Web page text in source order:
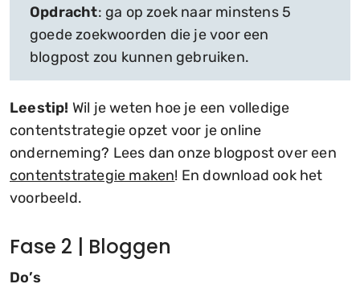
Opdracht: ga op zoek naar minstens 5
goede zoekwoorden die je voor een
blogpost zou kunnen gebruiken.
Leestip! Wil je weten hoe je een volledige
contentstrategie opzet voor je online
onderneming? Lees dan onze blogpost over een
contentstrategie maken! En download ook het
voorbeeld.
Fase 2 | Bloggen
Do’s